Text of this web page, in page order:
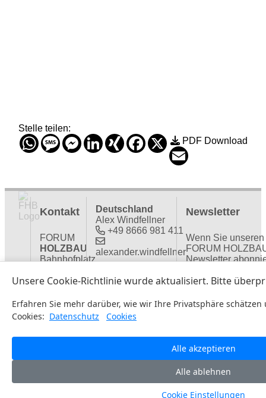
PDF Download
Stelle teilen:
WhatsAppMessageMessenger
LinkedIn
XING Facebook
X
Kontakt
FORUM
HOLZBAU
Bahnhofplatz
2502 Biel,
Schweiz
+41 32
Deutschland
Alex Windfellner
+49 8666 981 411
alexander.windfellner
Österreich + Italien:
Doris Steiner
+43 4769 233 641
doris.steiner
Newsletter
Wenn Sie unseren
FORUM
Newsletter
Ihre Email-